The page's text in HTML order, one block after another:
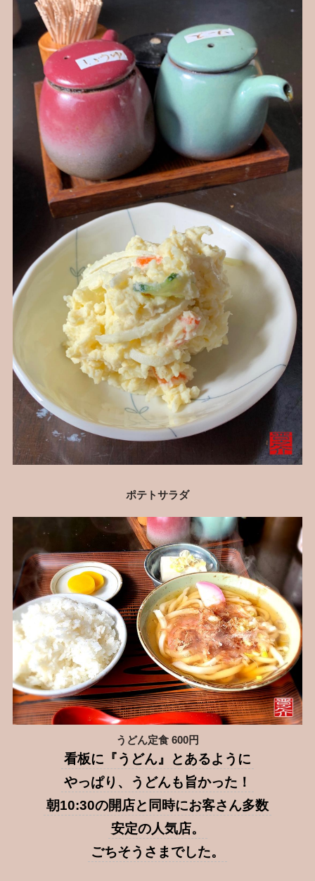
ポテトサラダ
うどん定食 600円
看板に『うどん』とあるように
やっぱり、うどんも旨かった！
朝10:30の開店と同時にお客さん多数
安定の人気店。
ごちそうさまでした。